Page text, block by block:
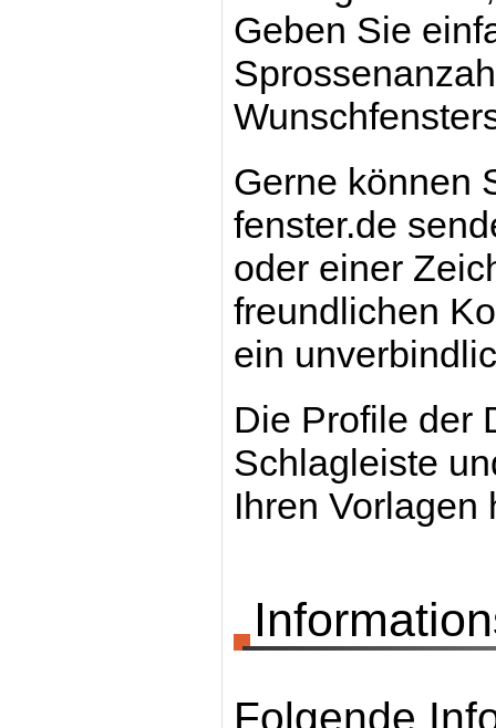
Geben Sie
Gerne können
fenster.de
oder einer
freundlichen
ein
Die Profile der
Schlagleiste
Ihren Vorlagen
Folgende